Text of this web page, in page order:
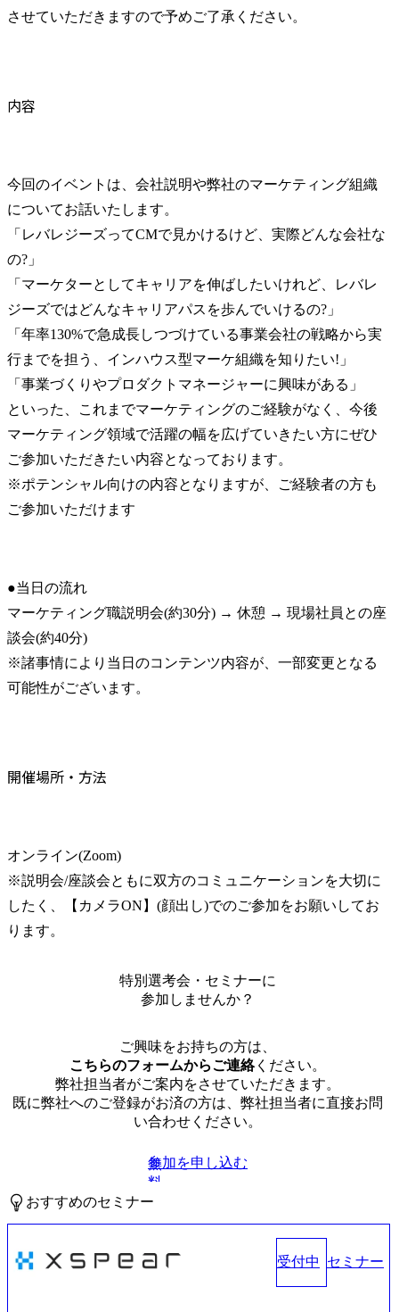
させていただきますので予めご了承ください。
内容
今回のイベントは、会社説明や弊社のマーケティング組織
についてお話いたします。
「レバレジーズってCMで見かけるけど、実際どんな会社な
の?」
「マーケターとしてキャリアを伸ばしたいけれど、レバレ
ジーズではどんなキャリアパスを歩んでいけるの?」
「年率130%で急成長しつづけている事業会社の戦略から実
行までを担う、インハウス型マーケ組織を知りたい!」
「事業づくりやプロダクトマネージャーに興味がある」
といった、これまでマーケティングのご経験がなく、今後
マーケティング領域で活躍の幅を広げていきたい方にぜひ
ご参加いただきたい内容となっております。
※ポテンシャル向けの内容となりますが、ご経験者の方も
ご参加いただけます
●当日の流れ
マーケティング職説明会(約30分) → 休憩 → 現場社員との座
談会(約40分)
※諸事情により当日のコンテンツ内容が、一部変更となる
可能性がございます。
開催場所・方法
オンライン(Zoom)
※説明会/座談会ともに双方のコミュニケーションを大切に
したく、【カメラON】(顔出し)でのご参加をお願いしてお
ります。
特別選考会・セミナーに
参加しませんか？
ご興味をお持ちの方は、
こちらのフォームからご連絡ください。
弊社担当者がご案内をさせていただきます。
既に弊社へのご登録がお済の方は、弊社担当者に直接お問
い合わせください。
無
料
参加を申し込む
おすすめのセミナー
受付中 セミナー